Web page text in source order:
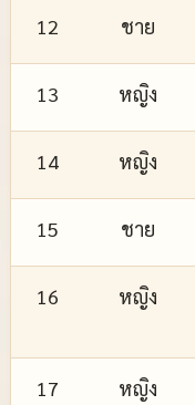
12 ชาย
13 หญิง
14 หญิง
15 ชาย
16 หญิง
17 หญิง